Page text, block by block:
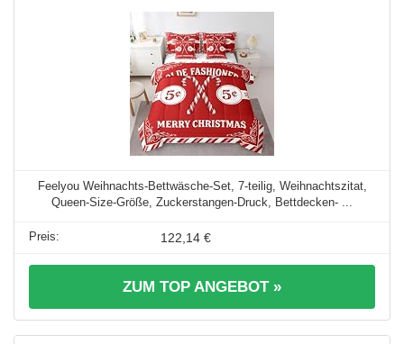
Feelyou Weihnachts-Bettwäsche-Set, 7-teilig, Weihnachtszitat,
Queen-Size-Größe, Zuckerstangen-Druck, Bettdecken- ...
122,14 €
ZUM TOP ANGEBOT »